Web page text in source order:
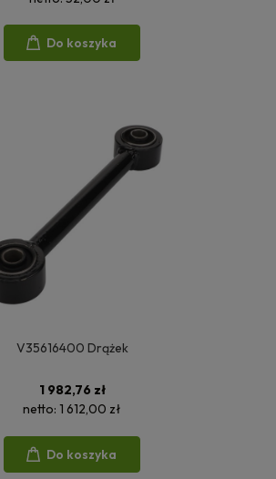
Do koszyka
V35616400 Drążek
1 982,76 zł
netto: 1 612,00 zł
Do koszyka